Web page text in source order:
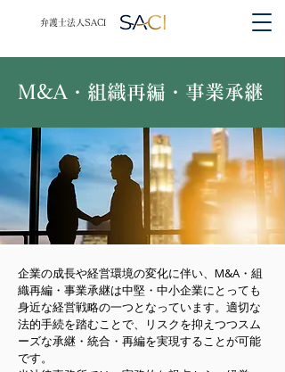
​​弁護士法人SACI
M&A・組織再編・事業承継
企業の成長や経営環境の変化に伴い、M&A・組
織再編・事業承継は中堅・中小企業にとっても
身近な経営戦略の一つとなっています。適切な
法的手続を踏むことで、リスクを抑えつつスム
ーズな承継・統合・再編を実現することが可能
です。